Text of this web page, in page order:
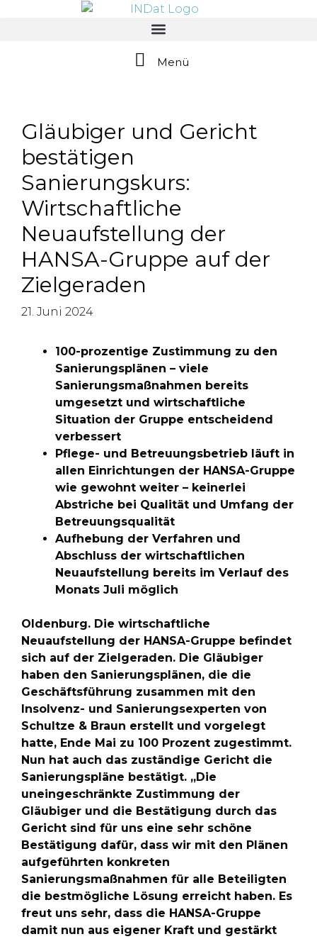
Menü
Gläubiger und Gericht
bestätigen
Sanierungskurs:
Wirtschaftliche
Neuaufstellung der
HANSA-Gruppe auf der
Zielgeraden
21. Juni 2024
100-prozentige Zustimmung zu den
Sanierungsplänen – viele
Sanierungsmaßnahmen bereits
umgesetzt und wirtschaftliche
Situation der Gruppe entscheidend
verbessert
Pflege- und Betreuungsbetrieb läuft in
allen Einrichtungen der HANSA-Gruppe
wie gewohnt weiter – keinerlei
Abstriche bei Qualität und Umfang der
Betreuungsqualität
Aufhebung der Verfahren und
Abschluss der wirtschaftlichen
Neuaufstellung bereits im Verlauf des
Monats Juli möglich
Oldenburg. Die wirtschaftliche
Neuaufstellung der HANSA-Gruppe befindet
sich auf der Zielgeraden. Die Gläubiger
haben den Sanierungsplänen, die die
Geschäftsführung zusammen mit den
Insolvenz- und Sanierungsexperten von
Schultze & Braun erstellt und vorgelegt
hatte, Ende Mai zu 100 Prozent zugestimmt.
Nun hat auch das zuständige Gericht die
Sanierungspläne bestätigt. „Die
uneingeschränkte Zustimmung der
Gläubiger und die Bestätigung durch das
Gericht sind für uns eine sehr schöne
Bestätigung dafür, dass wir mit den Plänen
aufgeführten konkreten
Sanierungsmaßnahmen für alle Beteiligten
die bestmögliche Lösung erreicht haben. Es
freut uns sehr, dass die HANSA-Gruppe
damit nun aus eigener Kraft und gestärkt